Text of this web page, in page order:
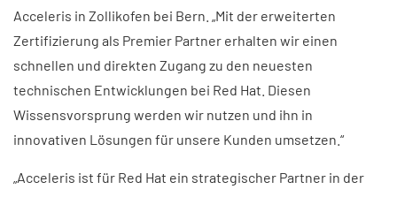
Acceleris in Zollikofen bei Bern. „Mit der erweiterten
Zertifizierung als Premier Partner erhalten wir einen
schnellen und direkten Zugang zu den neuesten
technischen Entwicklungen bei Red Hat. Diesen
Wissensvorsprung werden wir nutzen und ihn in
innovativen Lösungen für unsere Kunden umsetzen.“
„Acceleris ist für Red Hat ein strategischer Partner in der